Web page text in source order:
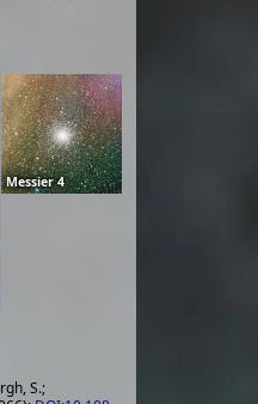
Messier 4
S.;